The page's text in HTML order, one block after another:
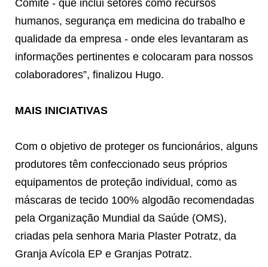
Comitê - que inclui setores como recursos
humanos, segurança em medicina do trabalho e
qualidade da empresa - onde eles levantaram as
informações pertinentes e colocaram para nossos
colaboradores”, finalizou Hugo.
MAIS INICIATIVAS
Com o objetivo de proteger os funcionários, alguns
produtores têm confeccionado seus próprios
equipamentos de proteção individual, como as
máscaras de tecido 100% algodão recomendadas
pela Organização Mundial da Saúde (OMS),
criadas pela senhora Maria Plaster Potratz, da
Granja Avícola EP e Granjas Potratz.